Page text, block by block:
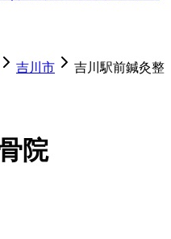
吉川市
吉川駅前鍼灸整
院